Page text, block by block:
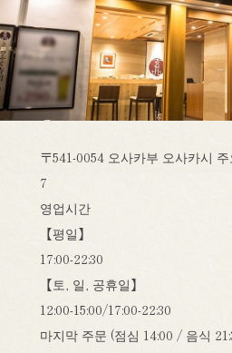
〒541-0054 오사카부 오사카시
7
영업시간
【평일】
17:00-22:30
【토, 일, 공휴일】
12:00-15:00/17:00-22:30
마지막 주문 (점심 14:00 / 음식